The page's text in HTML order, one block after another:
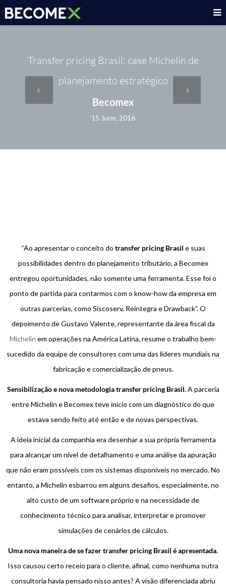
Transfer pricing Brasil: case Michelin de
planejamento estratégico
Becomex
15 June, 2016
“Ao apresentar o conceito do transfer pricing Brasil e suas
possibilidades dentro do planejamento tributário, a Becomex
entregou oportunidades, não somente uma ferramenta. Esse foi o
ponto de partida para contarmos com o know-how da empresa em
outras parcerias, como Siscoserv, Reintegra e Drawback”. O
depoimento de Gustavo Valente, representante da área fiscal da
Michelin em operações na América Latina, resume o trabalho bem-
sucedido da equipe de consultores com uma das líderes mundiais na
fabricação e comercialização de pneus.
Sensibilização e nova metodologia transfer pricing Brasil. A parceria
entre Michelin e Becomex teve início com um diagnóstico do que
estava sendo feito até então e de novas perspectivas.
A ideia inicial da companhia era desenhar a sua própria ferramenta
para alcançar um nível de detalhamento e uma análise da apuração
que não eram possíveis com os sistemas disponíveis no mercado. No
entanto, a Michelin esbarrou em alguns desafios, especialmente, no
alto custo de um software próprio e na necessidade de
conhecimento técnico para analisar, interpretar e promover
simulações de cenários de cálculos.
Uma nova maneira de se fazer transfer pricing Brasil é apresentada.
Isso causou certo receio para o cliente, afinal, como nenhuma outra
consultoria havia pensado nisso antes? A visão diferenciada abriu